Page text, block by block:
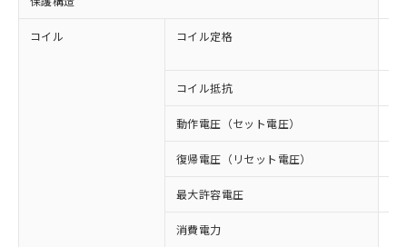
コイル コイル定格
コイル抵抗
動作電圧（セット電圧）
復帰電圧（リセット電圧）
最大許容電圧
消費電力